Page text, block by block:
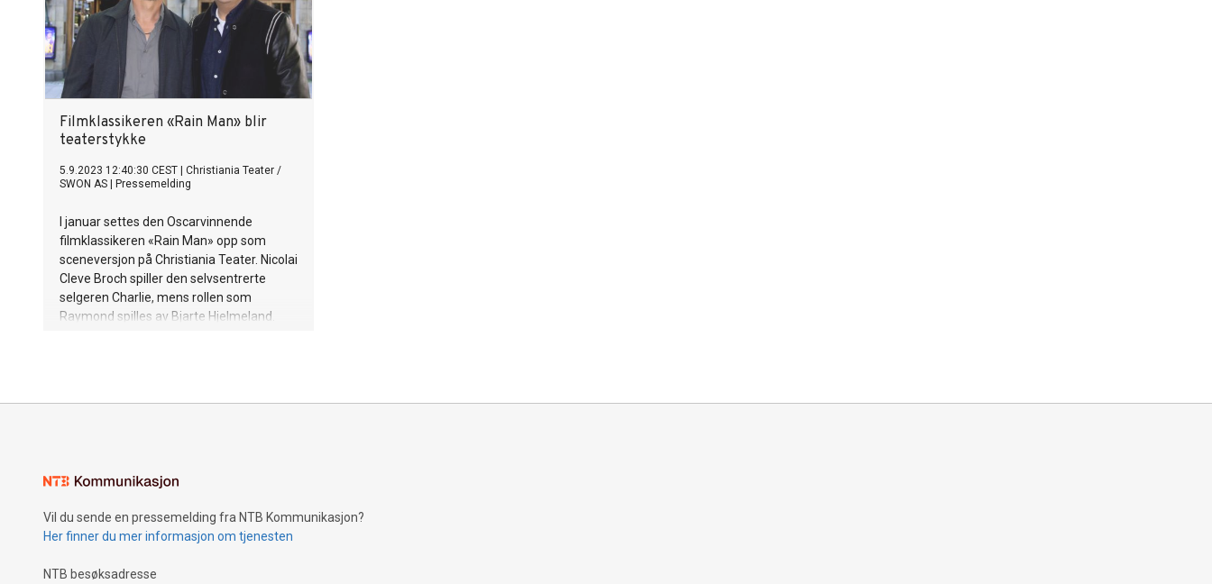
Filmklassikeren «Rain Man» blir
teaterstykke
5.9.2023 12:40:30 CEST
Christiania Teater /
SWON AS
Pressemelding
I januar settes den Oscarvinnende
filmklassikeren «Rain Man» opp som
sceneversjon på Christiania Teater. Nicolai
Cleve Broch spiller den selvsentrerte
selgeren Charlie, mens rollen som
Raymond spilles av Bjarte Hjelmeland.
menneskeforståelse, sier Hjelmeland.
Vil du sende en pressemelding fra NTB Kommunikasjon?
Her finner du mer informasjon om tjenesten
NTB besøksadresse